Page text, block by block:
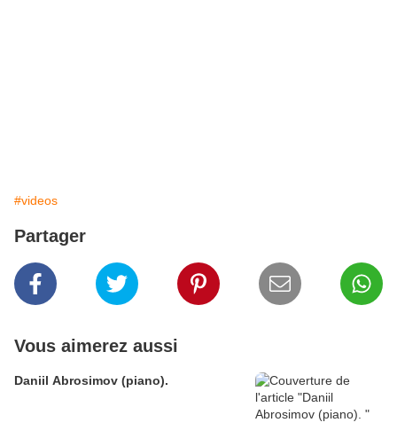
#videos
Partager
Vous aimerez aussi
Daniil Abrosimov (piano).